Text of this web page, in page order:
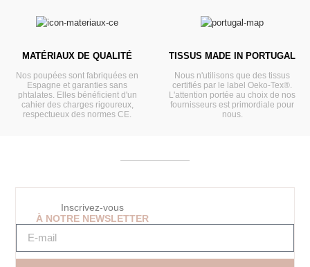
MATÉRIAUX DE QUALITÉ
Nos poupées sont fabriquées en
Espagne et garanties sans
phtalates. Elles bénéficient d'un
cahier des charges rigoureux,
respectueux des normes CE.
TISSUS MADE IN PORTUGAL
Nous n'utilisons que des tissus
certifiés par le label Oeko-Tex®.
L'attention portée au choix de nos
fournisseurs est primordiale pour
nous.
Inscrivez-vous
À NOTRE NEWSLETTER